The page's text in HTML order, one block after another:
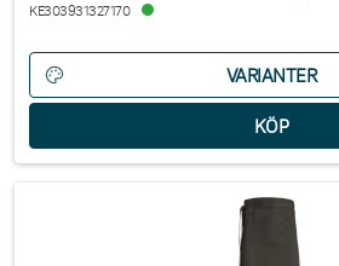
KE303931327170
VARIANTER